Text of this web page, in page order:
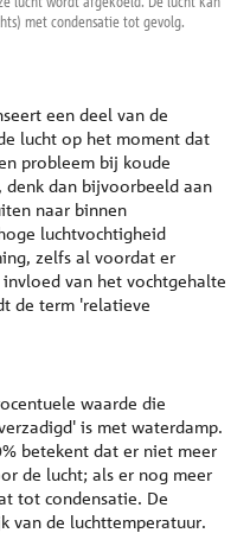
met condensatie tot gevolg.
een deel van de
lucht op het moment dat
probleem bij koude
dan bijvoorbeeld aan
naar binnen
luchtvochtigheid
zelfs al voordat er
van het vochtgehalte
de term 'relatieve
waarde die
is met waterdamp.
betekent dat er niet meer
de lucht; als er nog meer
tot condensatie. De
van de luchttemperatuur.